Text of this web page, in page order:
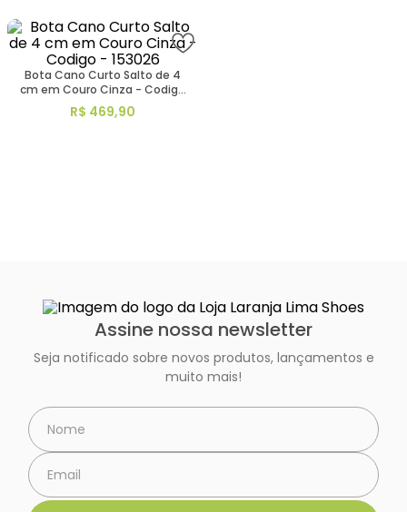
Bota Cano Curto Salto de 4
cm em Couro Cinza - Codigo
- 153026
R$ 469,90
Assine nossa newsletter
Seja notificado sobre novos produtos, lançamentos e
muito mais!